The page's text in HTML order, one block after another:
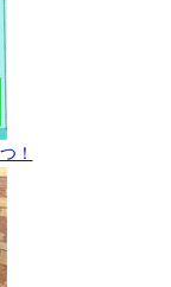
！